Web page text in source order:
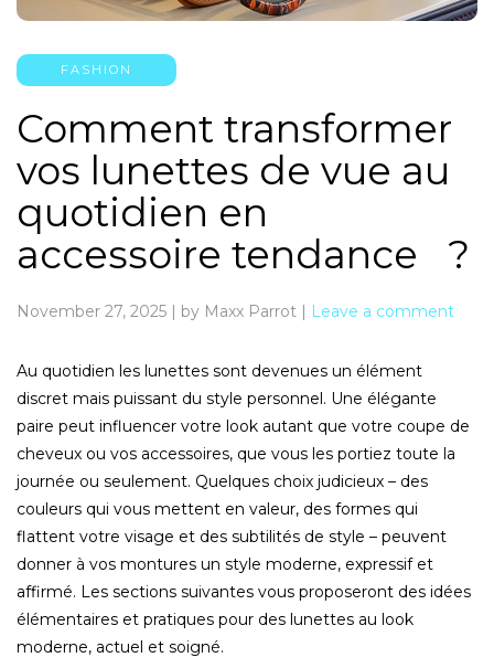
FASHION
Comment transformer
vos lunettes de vue au
quotidien en
accessoire tendance ?
November 27, 2025 | by Maxx Parrot | Leave a comment
Au quotidien les lunettes sont devenues un élément
discret mais puissant du style personnel. Une élégante
paire peut influencer votre look autant que votre coupe de
cheveux ou vos accessoires, que vous les portiez toute la
journée ou seulement. Quelques choix judicieux – des
couleurs qui vous mettent en valeur, des formes qui
flattent votre visage et des subtilités de style – peuvent
donner à vos montures un style moderne, expressif et
affirmé. Les sections suivantes vous proposeront des idées
élémentaires et pratiques pour des lunettes au look
moderne, actuel et soigné.